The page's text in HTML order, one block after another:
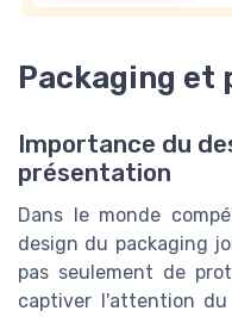
Packaging et
Importance du
présentation
Dans le monde
design du packaging
pas seulement de
captiver l'attention du